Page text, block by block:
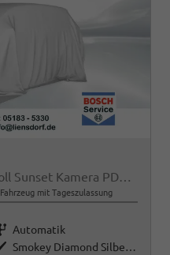
Selection 1.0 TSI DSG 17 Zoll Sunset Kamera PDC v+h
Fahrzeug mit Tageszulassung
Getriebe Automatik
Außenfarbe
Smokey Diamond Silber Metallic